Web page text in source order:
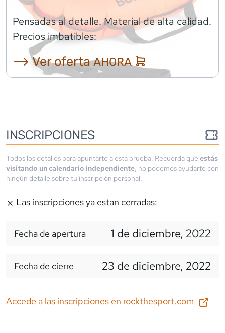
Pensadas al detalle. Material de alta calidad.
Precios imbatibles:
⟶ Ver ofertaAHORA
INSCRIPCIONES
Todos los detalles para apuntarte a esta prueba. Recuerda que estás
visitando un calendario independiente, no podemos ayudarte con
ningún detalle sobre tu inscripción personal.
Las inscripciones ya estan cerradas:
Fecha de apertura 1 de diciembre, 2022
Fecha de cierre 23 de diciembre, 2022
Accede a las inscripciones en rockthesport.com